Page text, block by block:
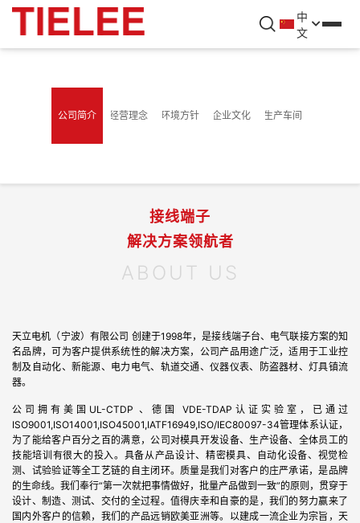
中
文
公司简介 经营理念 环境方针 企业文化 生产车间
接线端子
解决方案领航者
ABOUT US
天立电机（宁波）有限公司 创建于1998年，是接线端子台、电气联接方案的知
名品牌，可为客户提供系统性的解决方案，公司产品用途广泛，适用于工业控
制及自动化、新能源、电力电气、轨道交通、仪器仪表、防盗器材、灯具镇流
器。
公司拥有美国UL-CTDP 、德国 VDE-TDAP认证实验室，已通过
ISO9001,ISO14001,ISO45001,IATF16949,ISO/IEC80097-34管理体系认证，
为了能给客户百分之百的满意，公司对模具开发设备、生产设备、全体员工的
技能培训有很大的投入。具备从产品设计、精密模具、自动化设备、视觉检
测、试验验证等全工艺链的自主闭环。质量是我们对客户的庄严承诺，是品牌
的生命线。我们奉行“第一次就把事情做好，批量产品做到一致”的原则，贯穿于
设计、制造、测试、交付的全过程。值得庆幸和自豪的是，我们的努力赢来了
国内外客户的信赖，我们的产品远销欧美亚洲等。以建成一流企业为宗旨，天